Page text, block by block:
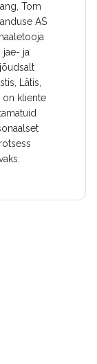
Tom
AS
jae- ja
Lätis,
on kliente